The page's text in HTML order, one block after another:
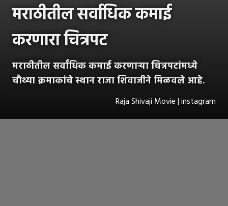
मराठीतील सर्वाधिक कमाई
करणारा चित्रपट
मराठीतील सर्वांधिक कमाई करणाऱ्या चित्रपटांमध्ये
चौथ्या क्रमाकांचे स्थान राजा शिवाजीने मिळवले आहे.
Raja Shivaji Movie | instagram